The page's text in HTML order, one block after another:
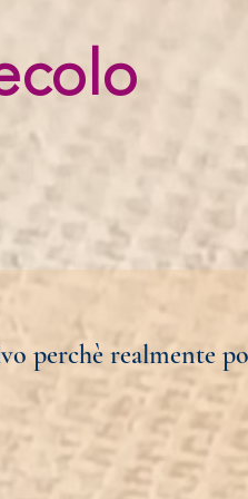
perchè realmente